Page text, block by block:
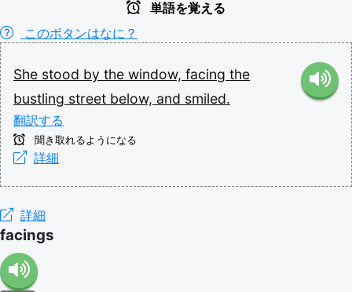
単語を覚える
このボタンはなに？
She stood by the window, facing the
bustling street below, and smiled.
翻訳する
聞き取れるようになる
詳細
詳細
facings